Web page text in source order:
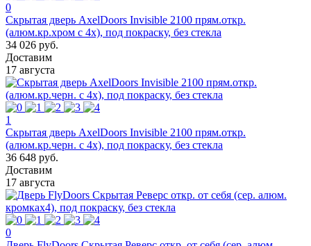
0
Скрытая дверь AxelDoors Invisible 2100 прям.откр.
(алюм.кр.хром с 4х), под покраску, без стекла
34 026 руб.
Доставим
17 августа
1
Скрытая дверь AxelDoors Invisible 2100 прям.откр.
(алюм.кр.черн. с 4х), под покраску, без стекла
36 648 руб.
Доставим
17 августа
0